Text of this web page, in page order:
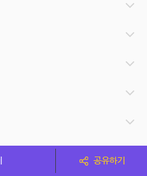
공유하기